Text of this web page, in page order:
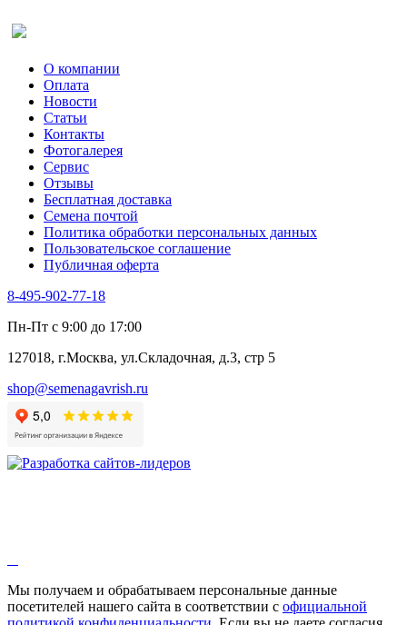
Тмин
Трава для чая
Туласи
Укроп
Фенхель пряный
Хризантема овощная
Цикорий пряный
Цикорий салатный (Витлуф)
Черемша
Шпинат
Щавель
Эндивий
Эстрагон
Алтей
Бессмертник
Валериана
Валерианелла
Гибискус лекарственный
Девясил
Душица
Змееголовник
Мыльнянка
Мята
О компании
Оплата
Новости
Статьи
Контакты
Фотогалерея​
Сервис
Отзывы
Бесплатная доставка
Семена почтой
Политика обработки персональных данных
Пользовательское соглашение
Публичная оферта
8-495-902-77-18
Пн-Пт с 9:00 до 17:00
127018, г.Москва, ул.Складочная, д.3, стр 5
shop@semenagavrish.ru
Мы получаем и обрабатываем персональные данные
посетителей нашего сайта в соответствии с официальной